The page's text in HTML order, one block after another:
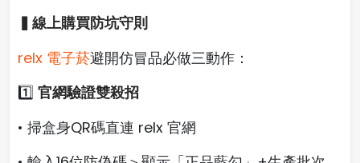
▍線上購買防坑守則
relx 電子菸避開仿冒品必做三動作：
1️⃣ 官網驗證雙殺招
• 掃盒身QR碼直連 relx 官網